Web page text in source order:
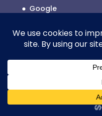
Google
2025 © ALLE